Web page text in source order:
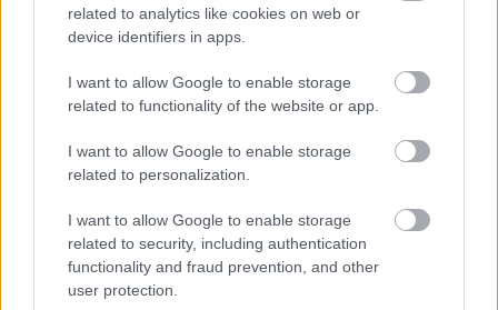
related to analytics like cookies on web or
device identifiers in apps.
I want to allow Google to enable storage
related to functionality of the website or app.
I want to allow Google to enable storage
related to personalization.
I want to allow Google to enable storage
related to security, including authentication
functionality and fraud prevention, and other
user protection.
HÍRLEVÉL
E-mail cím
Feliratkozom a hírlevélre és elfogadom az
adatvédelmi
szabályzatot!